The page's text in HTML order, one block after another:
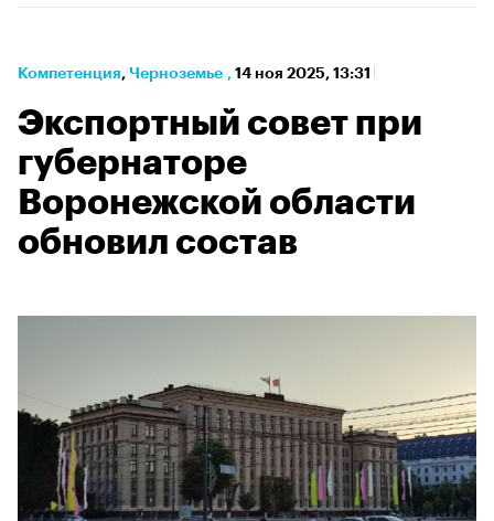
Компетенция⁠, Черноземье , 14 ноя 2025, 13:31
Экспортный совет при
губернаторе
Воронежской области
обновил состав